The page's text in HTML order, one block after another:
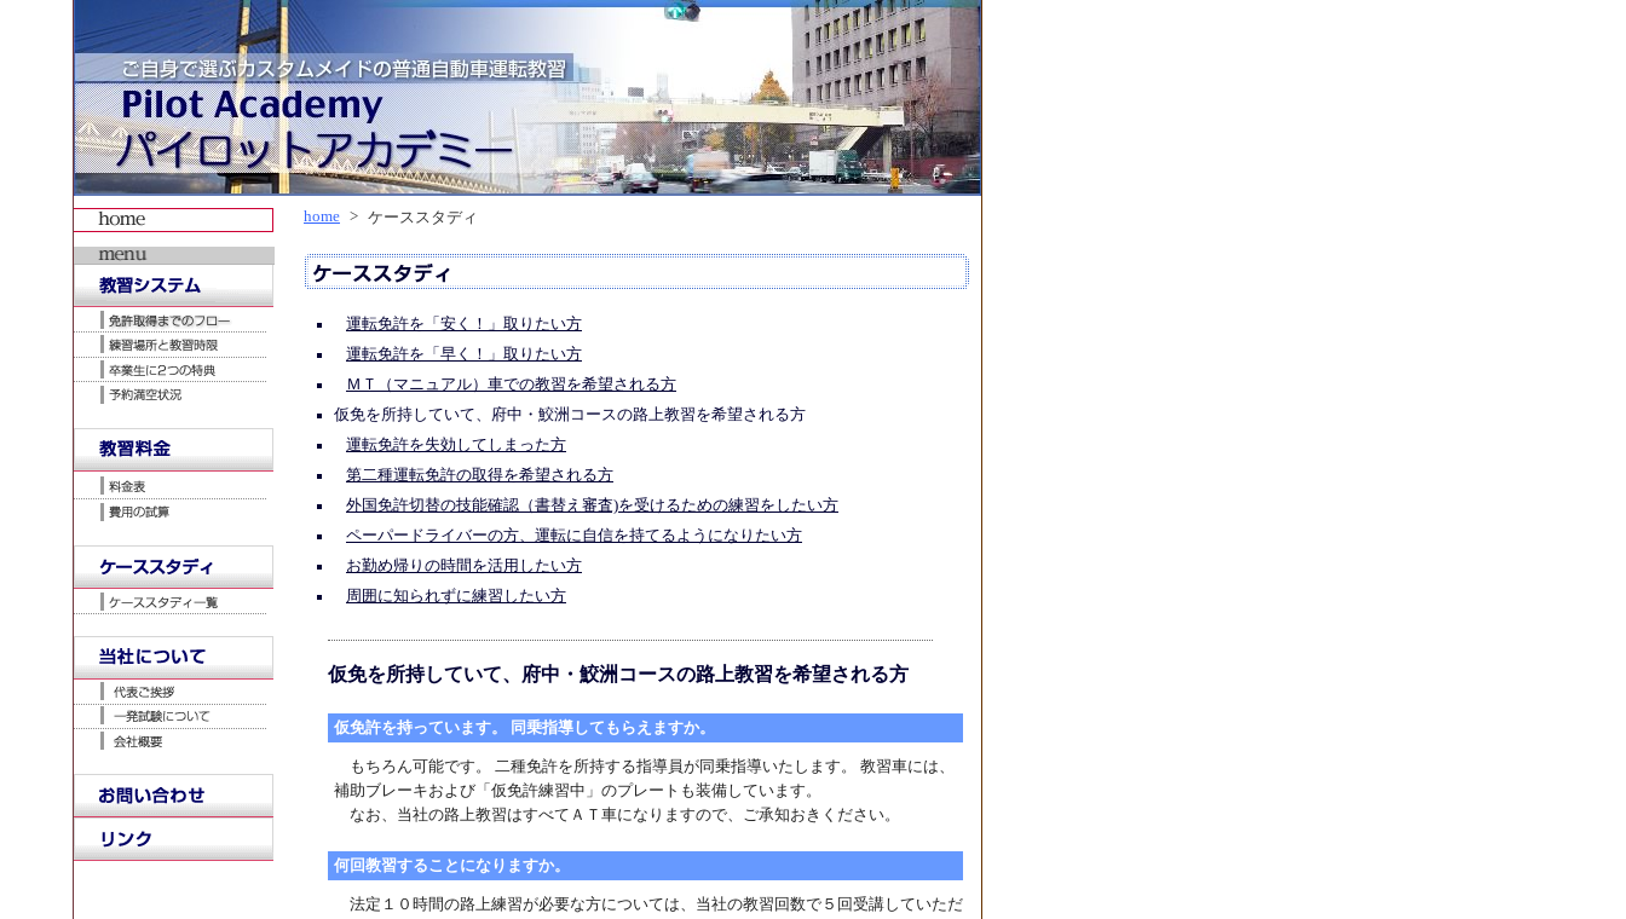
home > ケーススタディ
運転免許を「安く！」取りたい方
運転免許を「早く！」取りたい方
ＭＴ（マニュアル）車での教習を希望される方
仮免を所持していて、府中・鮫洲コースの路上教習を希望される方
運転免許を失効してしまった方
第二種運転免許の取得を希望される方
外国免許切替の技能確認（書替え審査)を受けるための練習をしたい方
ペーパードライバーの方、運転に自信を持てるようになりたい方
お勤め帰りの時間を活用したい方
周囲に知られずに練習したい方
仮免を所持していて、府中・鮫洲コースの路上教習を希望される方
仮免許を持っています。 同乗指導してもらえますか。
もちろん可能です。 二種免許を所持する指導員が同乗指導いたします。 教習車には、
補助ブレーキおよび「仮免許練習中」のプレートも装備しています。
なお、当社の路上教習はすべてＡＴ車になりますので、ご承知おきください。
何回教習することになりますか。
法定１０時間の路上練習が必要な方については、当社の教習回数で５回受講していただ